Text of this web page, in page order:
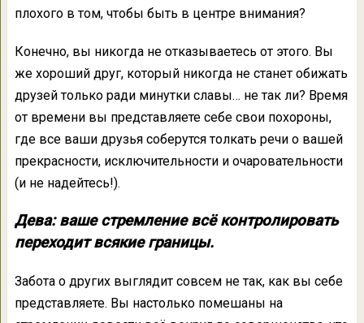
плохого в том, чтобы быть в центре внимания?
Конечно, вы никогда не отказываетесь от этого. Вы
же хороший друг, который никогда не станет обижать
друзей только ради минутки славы… не так ли? Время
от времени вы представляете себе свои похороны,
где все ваши друзья соберутся толкать речи о вашей
прекрасности, исключительности и очаровательности
(и не надейтесь!).
Дева: ваше стремление всё контролировать
переходит всякие границы.
Забота о других выглядит совсем не так, как вы себе
представляете. Вы настолько помешаны на